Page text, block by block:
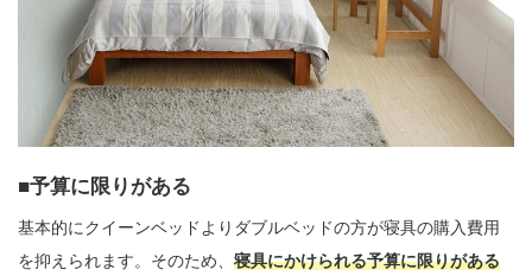
予算に限りがある
基本的にクイーンベッドよりダブルベッドの方が寝具の購入費用
を抑えられます。そのため、 寝具にかけられる予算に限りがある